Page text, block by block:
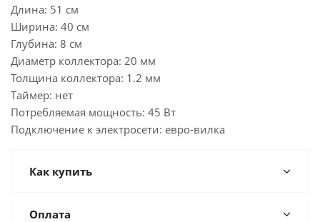
Длина: 51 см
Ширина: 40 см
Глубина: 8 см
Диаметр коллектора: 20 мм
Толщина коллектора: 1.2 мм
Таймер: нет
Потребляемая мощность: 45 Вт
Подключение к электросети: евро-вилка
Как купить
Оплата